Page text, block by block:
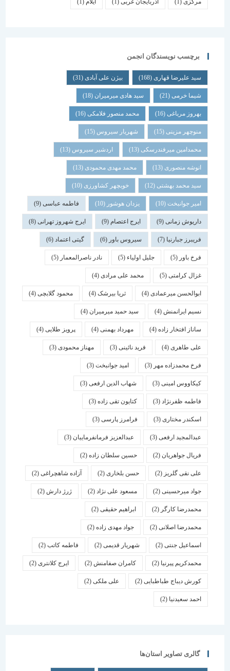
(1) آذربایجان غربی(1) ایلام
برچسب نویسندگان انجمن
سید علیرضا قهاری(168) بیژن علی آبادی(31)
شیما خرمی(21) سید هادی میرمیران(18)
بهروز مرباغی (16) محمد منصور فلامکی (16)
منوچهر مزینی(15) شهریار سیروس(15)
محمدامین میرفندرسکی(13) اردشیر سیروس(13)
انوشه منصوری(13) محمد مهدی محمودی(13)
سید محمد بهشتی(12) خوبچهر کشاورزی(10)
امیر جوانبخت(10) یزدان هوشور(10) فاطمه عباسی(9)
داریوش زمانی(9) ایرج اعتصام(9) ایرج شهروز تهرانی(8)
فریبرز جبارنیا(7) سیروس باور(6) گیتی اعتماد(6)
فرخ باور(5) جلیل اولیاء(5) نادر ناصرالمعمار (5)
غزال کرامتی(5) محمد علی مرادی(4)
ابوالحسن میرعمادی(4) ثریا بیرشک(4) محمود گلابچی(4)
نسیم ایرانمنش(4) سید حمید میرمیران(4)
ساناز افتخار زاده(4) مهرداد بهمنی (4) پرویز طلایی(4)
علی طاهری(4) فرید نائینی(3) مهناز محمودی(3)
فرخ محمدزاده مهر(3) امید جوانبخت(3)
کیکاووس امینی(3) شهاب الدین ارفعی(3)
فاطمه ظفرنژاد(3) کتایون تقی زاده(3)
اسكندر مختاری (3) فرامرز پارسی(3)
عبدالمجید ارفعی(3) عبدالعزیز فرمانفرماییان(3)
فریال جواهریان(2) حسین سلطان زاده(2)
علی نقی گلریز(2) حسن بلخاری(2) آزاده شاهچراغی(2)
جواد میرحسینی(2) مسعود علی نژاد(2) ژرژ دارش (2)
محمدرضا کارگر(2) ابراهیم حقیقی(2)
محمدرضا اصلانی(2) جواد مهدی زاده(2)
اسماعیل جنتی(2) شهریار قدیمی(2) فاطمه کاتب(2)
محمدکریم پیرنیا (2) کامران صفامنش(2) ایرج کلانتری (2)
کورش دیباج طباطبایی(2) علی ملکی(2)
احمد سعیدنیا (2)
گالری تصاویر استان‌ها